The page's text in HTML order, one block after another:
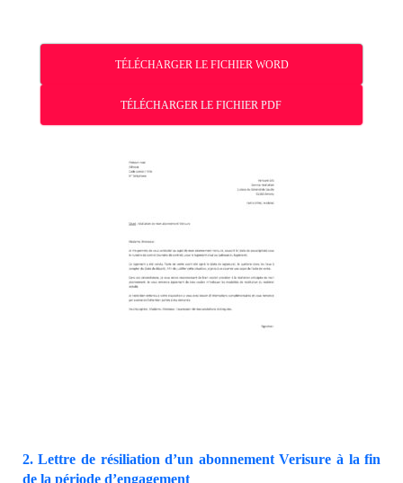
TÉLÉCHARGER LE FICHIER WORD
TÉLÉCHARGER LE FICHIER PDF
2. Lettre de résiliation d’un abonnement Verisure à la fin
de la période d’engagement